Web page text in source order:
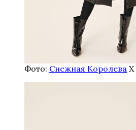
Фото: Снежная Королева Х